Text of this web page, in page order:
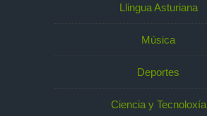
Llingua Asturiana
Música
Deportes
Ciencia y Tecnoloxía